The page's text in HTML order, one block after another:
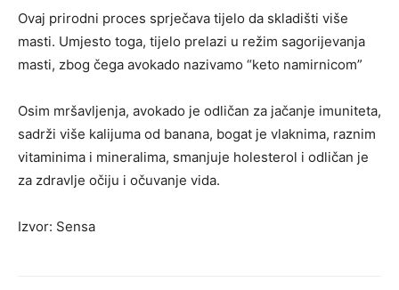
Ovaj prirodni proces sprječava tijelo da skladišti više
masti. Umjesto toga, tijelo prelazi u režim sagorijevanja
masti, zbog čega avokado nazivamo “keto namirnicom”
Osim mršavljenja, avokado je odličan za jačanje imuniteta,
sadrži više kalijuma od banana, bogat je vlaknima, raznim
vitaminima i mineralima, smanjuje holesterol i odličan je
za zdravlje očiju i očuvanje vida.
Izvor: Sensa